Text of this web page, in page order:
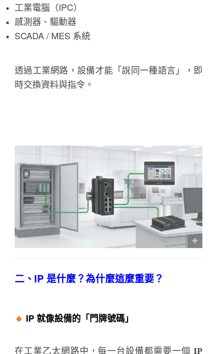
工業電腦（IPC）
感測器、驅動器
SCADA / MES 系統
透過工業網路，設備才能「說同一種語言」，即
時交換資料與指令。
二、IP 是什麼？為什麼這麼重要？
🔹 IP 就像設備的「門牌號碼」
在工業乙太網路中，每一台設備都需要一個 IP